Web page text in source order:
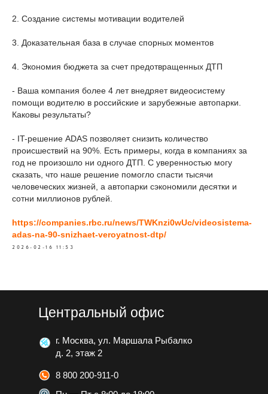
2. Создание системы мотивации водителей
3. Доказательная база в случае спорных моментов
4. Экономия бюджета за счет предотвращенных ДТП
- Ваша компания более 4 лет внедряет видеосистему
помощи водителю в российские и зарубежные автопарки.
Каковы результаты?
- IT-решение ADAS позволяет снизить количество
происшествий на 90%. Есть примеры, когда в компаниях за
год не произошло ни одного ДТП. С уверенностью могу
сказать, что наше решение помогло спасти тысячи
человеческих жизней, а автопарки сэкономили десятки и
сотни миллионов рублей.
https://companies.rbc.ru/news/TWKnzi0wUc/videosistema-
adas-na-90-snizhaet-veroyatnost-dtp/
2026-02-16 11:53
г. Москва, ул. Маршала Рыбалко
д. 2, этаж 2
Центральный офис
8 800 200-911-0